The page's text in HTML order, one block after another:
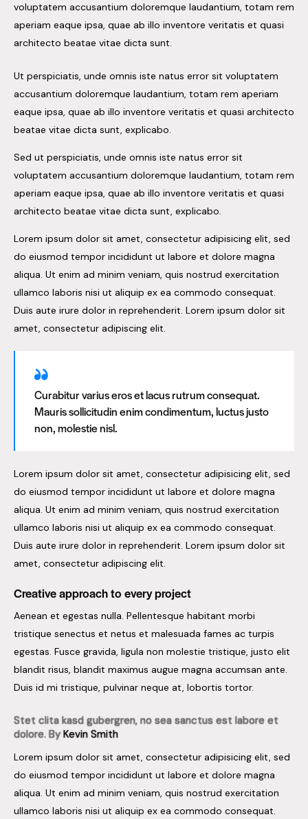
voluptatem accusantium doloremque laudantium, totam rem
aperiam eaque ipsa, quae ab illo inventore veritatis et quasi
architecto beatae vitae dicta sunt.
Ut perspiciatis, unde omnis iste natus error sit voluptatem
accusantium doloremque laudantium, totam rem aperiam
eaque ipsa, quae ab illo inventore veritatis et quasi architecto
beatae vitae dicta sunt, explicabo.
Sed ut perspiciatis, unde omnis iste natus error sit
voluptatem accusantium doloremque laudantium, totam rem
aperiam eaque ipsa, quae ab illo inventore veritatis et quasi
architecto beatae vitae dicta sunt, explicabo.
Lorem ipsum dolor sit amet, consectetur adipisicing elit, sed
do eiusmod tempor incididunt ut labore et dolore magna
aliqua. Ut enim ad minim veniam, quis nostrud exercitation
ullamco laboris nisi ut aliquip ex ea commodo consequat.
Duis aute irure dolor in reprehenderit. Lorem ipsum dolor sit
amet, consectetur adipiscing elit.
Curabitur varius eros et lacus rutrum consequat.
Mauris sollicitudin enim condimentum, luctus justo
non, molestie nisl.
Lorem ipsum dolor sit amet, consectetur adipisicing elit, sed
do eiusmod tempor incididunt ut labore et dolore magna
aliqua. Ut enim ad minim veniam, quis nostrud exercitation
ullamco laboris nisi ut aliquip ex ea commodo consequat.
Duis aute irure dolor in reprehenderit. Lorem ipsum dolor sit
amet, consectetur adipiscing elit.
Creative approach to every project
Aenean et egestas nulla. Pellentesque habitant morbi
tristique senectus et netus et malesuada fames ac turpis
egestas. Fusce gravida, ligula non molestie tristique, justo elit
blandit risus, blandit maximus augue magna accumsan ante.
Duis id mi tristique, pulvinar neque at, lobortis tortor.
Stet clita kasd gubergren, no sea sanctus est labore et
dolore. ByKevin Smith
Lorem ipsum dolor sit amet, consectetur adipisicing elit, sed
do eiusmod tempor incididunt ut labore et dolore magna
aliqua. Ut enim ad minim veniam, quis nostrud exercitation
ullamco laboris nisi ut aliquip ex ea commodo consequat.